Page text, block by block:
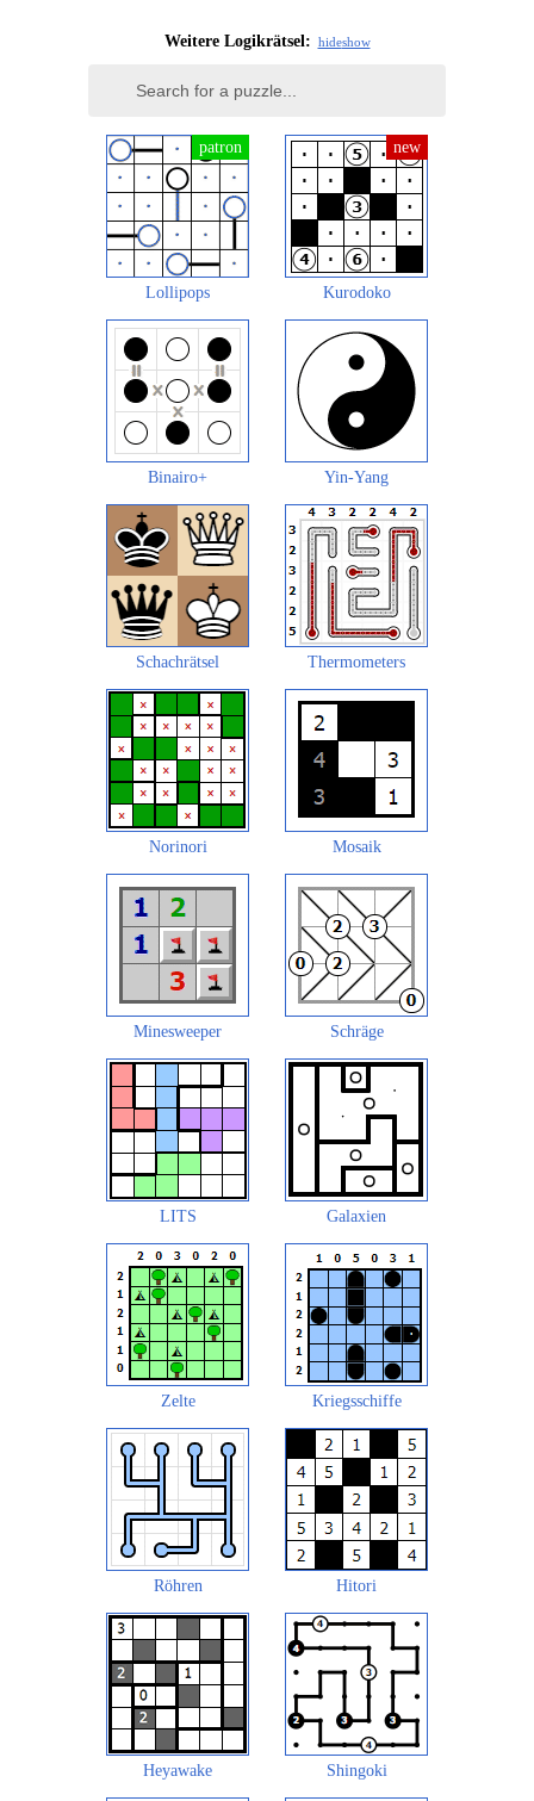
Weitere Logikrätsel: hideshow
Lollipops Kurodoko
Binairo+ Yin-Yang
Schachrätsel Thermometers
Norinori Mosaik
Minesweeper Schräge
LITS Galaxien
Zelte Kriegsschiffe
Röhren Hitori
Heyawake Shingoki